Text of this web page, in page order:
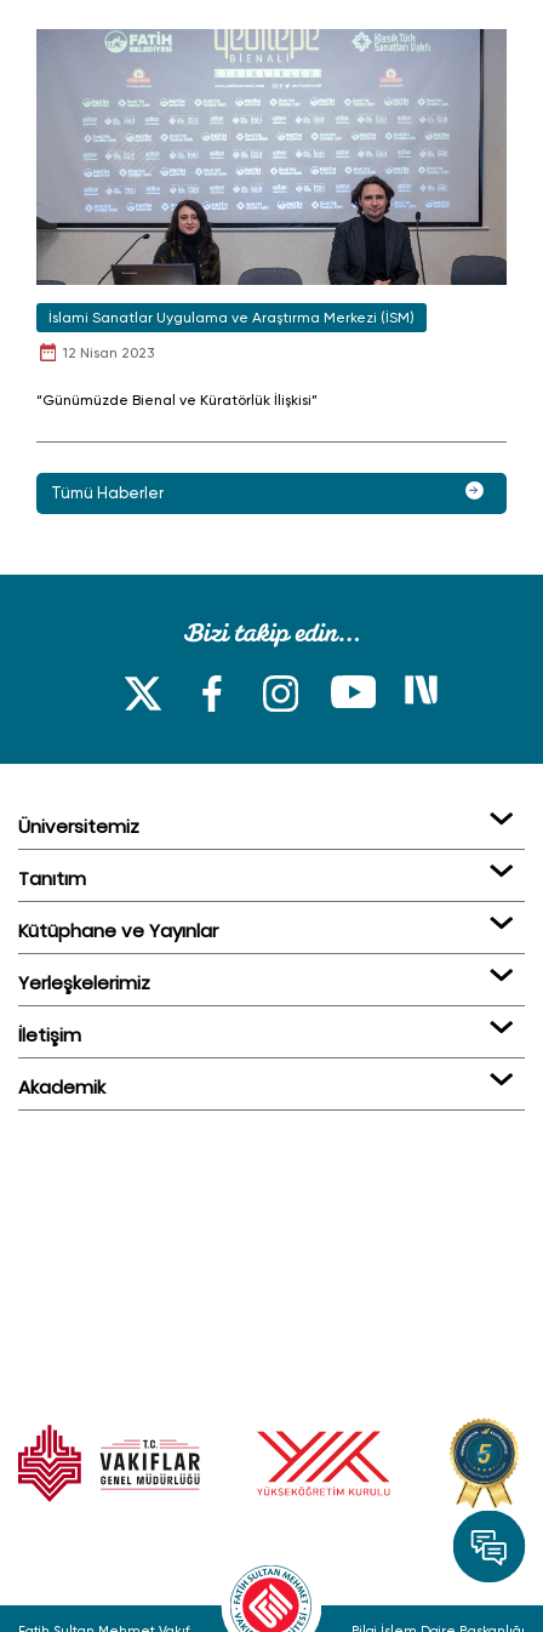
İslami Sanatlar Uygulama ve Araştırma Merkezi (İSM)
12 Nisan 2023
“Günümüzde Bienal ve Küratörlük İlişkisi”
Tümü Haberler
Üniversitemiz
Tanıtım
Kütüphane ve Yayınlar
Yerleşkelerimiz
İletişim
Akademik